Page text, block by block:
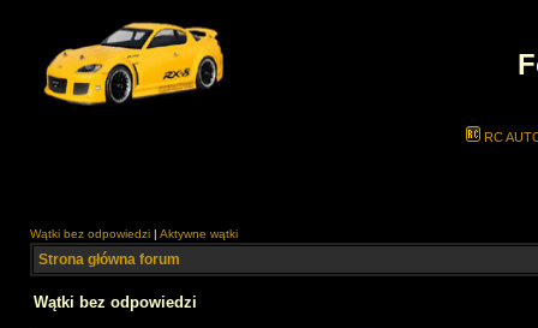
RC
Wątki bez odpowiedzi | Aktywne wątki
Strona główna forum
Wątki bez odpowiedzi